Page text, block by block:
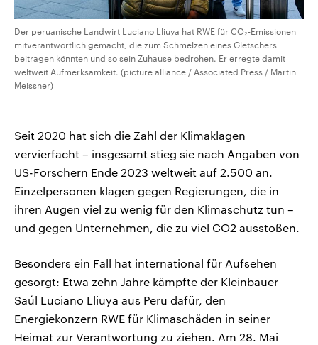
Der peruanische Landwirt Luciano Lliuya hat RWE für CO₂-Emissionen
mitverantwortlich gemacht, die zum Schmelzen eines Gletschers
beitragen könnten und so sein Zuhause bedrohen. Er erregte damit
weltweit Aufmerksamkeit. (picture alliance / Associated Press / Martin
Meissner)
Seit 2020 hat sich die Zahl der Klimaklagen
vervierfacht – insgesamt stieg sie nach Angaben von
US-Forschern Ende 2023 weltweit auf 2.500 an.
Einzelpersonen klagen gegen Regierungen, die in
ihren Augen viel zu wenig für den Klimaschutz tun –
und gegen Unternehmen, die zu viel CO2 ausstoßen.
Besonders ein Fall hat international für Aufsehen
gesorgt: Etwa zehn Jahre kämpfte der Kleinbauer
Saúl Luciano Lliuya aus Peru dafür, den
Energiekonzern RWE für Klimaschäden in seiner
Heimat zur Verantwortung zu ziehen. Am 28. Mai